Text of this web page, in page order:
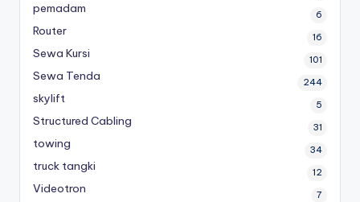
pemadam 6
Router 16
Sewa Kursi 101
Sewa Tenda 244
skylift 5
Structured Cabling 31
towing 34
truck tangki 12
Videotron 7